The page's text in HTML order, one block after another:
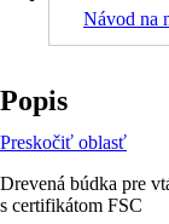
Návod na
Popis
Preskočiť oblasť
Drevená búdka pre
s certifikátom FSC